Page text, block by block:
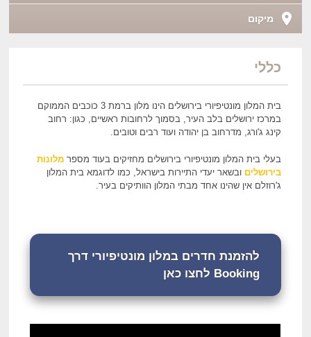
מיקום
כללי
בית המלון מונטיפיורי בירושלים הינו מלון ברמת 3 כוכבים הממוקם
במרכז ירושלים בלב העיר, בסמוך לרחובות ראשיים, כגון: רחוב
קינג ג'ורג, מדרחוב בן יהודה ועוד רבים וטובים.
בעלי בית המלון מונטיפיורי בירושלים מחזיקים בעוד מספרמלונות
בירושלים ובשאר יעדי התיירות בישראל, כמו לדוגמא בית המלון
ג'רוזלם אין שהינו אחד מבתי המלון הוותיקים בעיר.
להזמנת חדרים במלון מונטיפיורי דרך
Booking לחצו כאן